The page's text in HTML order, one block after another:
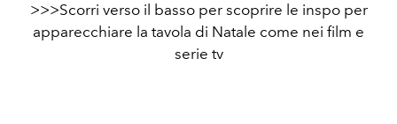
>>>Scorri verso il basso per scoprire le inspo per
apparecchiare la tavola di Natale come nei film e
serie tv